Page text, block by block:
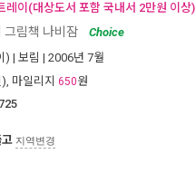
레이(대상도서 포함 국내서 2만원 이상)
그림책 나비잠
Choice
) | 보림 | 2006년 7월
마일리지 650원
지역변경